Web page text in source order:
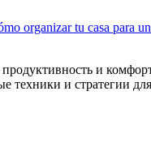
organizar tu casa para
и
техники и стратегии